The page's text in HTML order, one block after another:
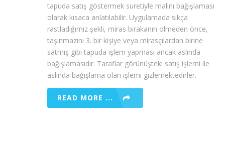
tapuda satış göstermek suretiyle malını bağışlaması
olarak kısaca anlatılabilir. Uygulamada sıkça
rastladığımız şekli, miras bırakanın ölmeden önce,
taşınmazını 3. bir kişiye veya mirasçılardan birine
satmış gibi tapuda işlem yapması ancak aslında
bağışlamasıdır. Taraflar görünüşteki satış işlemi ile
aslında bağışlama olan işlemi gizlemektedirler.
READ MORE ...